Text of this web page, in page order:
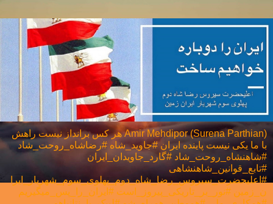
Amir Mehdipor (Surena Parthian) هر كس برانداز نيست راهش
با ما يكی نيست پاینده ایران #جاوید_شاه #رضاشاه_روحت_شاد
#شاهنشاه_روحت_شاد #گارد_جاویدان_ایران
#تابع_قوانین_شاهنشاهی
#اعلیحضرت_سیروس_رضا_شاه_دوم_پهلوی_سوم_شهریار_ایرا
ن_زمین #نور_بر_تاریکی_پیروز_است #ایران_را_پس_میگیریم